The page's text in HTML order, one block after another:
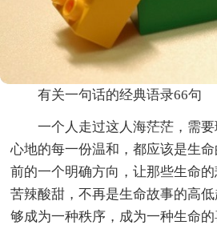
有关一句话的经典语录66句
一个人走过这人海茫茫，需要
心地的每一份温和，都应该是生
前的一个明确方向，让那些生命的
苦辣酸甜，不再是生命故事的高
够成为一种秩序，成为一种生命